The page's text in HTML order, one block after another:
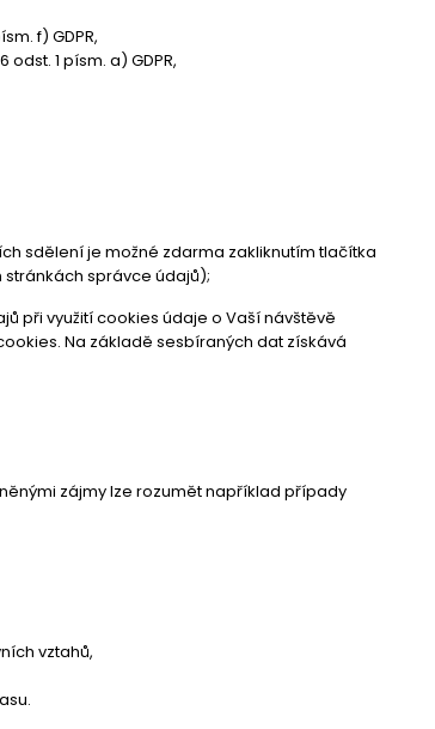
f) GDPR,
1 písm. a) GDPR,
sdělení je možné zdarma zakliknutím tlačítka
správce údajů);
při využití cookies údaje o Vaší návštěvě
Na základě sesbíraných dat získává
zájmy lze rozumět například případy
vztahů,